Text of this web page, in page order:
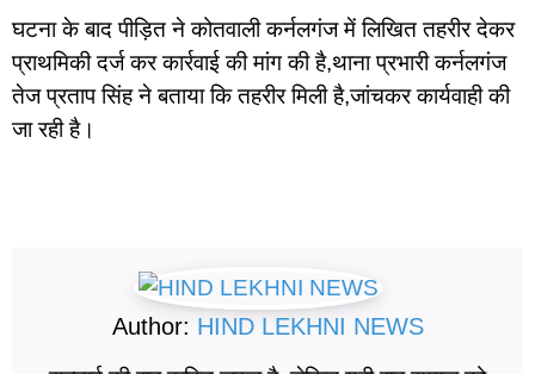
घटना के बाद पीड़ित ने कोतवाली कर्नलगंज में लिखित तहरीर देकर
प्राथमिकी दर्ज कर कार्रवाई की मांग की है,थाना प्रभारी कर्नलगंज
तेज प्रताप सिंह ने बताया कि तहरीर मिली है,जांचकर कार्यवाही की
जा रही है।
Author: HIND LEKHNI NEWS